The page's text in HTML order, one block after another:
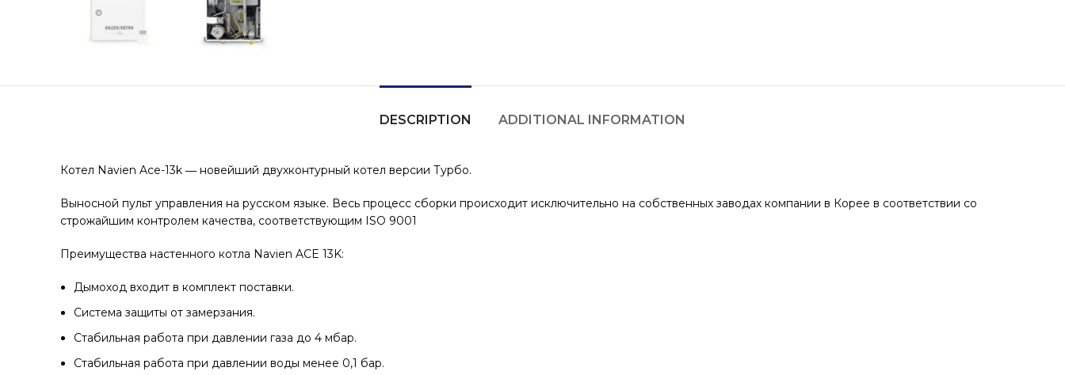
DESCRIPTION ADDITIONAL INFORMATION
Котел Navien Ace-13k ― новейший двухконтурный котел версии Турбо.
Выносной пульт управления на русском языке. Весь процесс сборки происходит исключительно на собственных заводах компании в Корее в соответствии со
строжайшим контролем качества, соответствующим ISO 9001
Преимущества настенного котла Navien ACE 13K:
Дымоход входит в комплект поставки.
Система защиты от замерзания.
Стабильная работа при давлении газа до 4 мбар.
Стабильная работа при давлении воды менее 0,1 бар.